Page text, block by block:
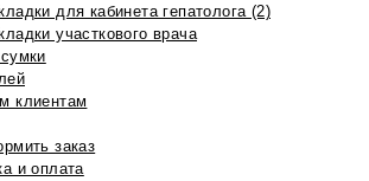
для кабинета гепатолога (2)
участкового врача
клиентам
заказ
и оплата